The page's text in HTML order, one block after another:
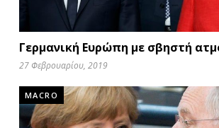
Γερμανική Ευρώπη με σβηστή
27 Φεβρουαρίου, 2019
MACRO